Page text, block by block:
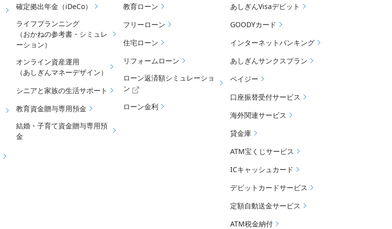
確定拠出年金（iDeCo）
ライフプランニング
（おかねの参考書・シミュレ
ーション）
オンライン資産運用
（あしぎんマネーデザイン）
シニアと家族の生活サポート
教育資金贈与専用預金
結婚・子育て資金贈与専用預
金
教育ローン
フリーローン
住宅ローン
リフォームローン
ローン返済額シミュレーショ
ン
ローン金利
あしぎんVisaデビット
GOODYカード
インターネットバンキング
あしぎんサンクスプラン
ペイジー
口座振替受付サービス
海外関連サービス
貸金庫
ATM宝くじサービス
ICキャッシュカード
デビットカードサービス
定額自動送金サービス
ATM税金納付